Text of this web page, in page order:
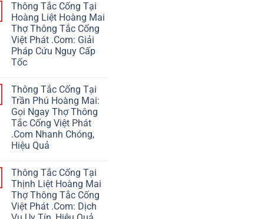
Thông Tắc Cống Tại
Hoàng Liệt Hoàng Mai
Thợ Thông Tắc Cống
Việt Phát .Com: Giải
Pháp Cứu Nguy Cấp
Tốc
Thông Tắc Cống Tại
Trần Phú Hoàng Mai:
Gọi Ngay Thợ Thông
Tắc Cống Việt Phát
.Com Nhanh Chóng,
Hiệu Quả
Thông Tắc Cống Tại
Thịnh Liệt Hoàng Mai
Thợ Thông Tắc Cống
Việt Phát .Com: Dịch